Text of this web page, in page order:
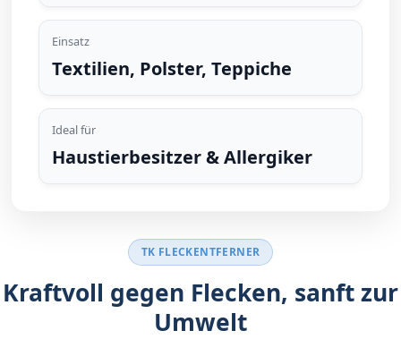
Der TK-Fleckentferner -
das Wunder gegen
Flecken
Dein Helfer gegen Flecken auf Polster, Teppich & Kleidung
Einsatz
Textilien, Polster, Teppiche
Ideal für
Haustierbesitzer & Allergiker
TK FLECKENTFERNER
Kraftvoll gegen Flecken, sanft zur
Umwelt